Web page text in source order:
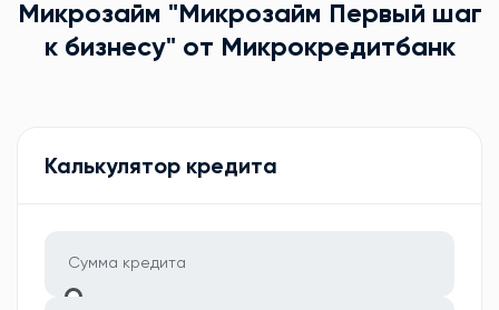
Микрозайм "Микрозайм Первый шаг
к бизнесу" от Микрокредитбанк
Калькулятор кредита